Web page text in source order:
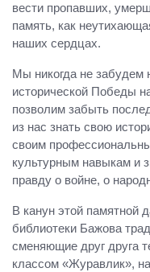
вести пропавших,
память, как
наших сердцах.
Мы никогда не забудем
исторической Победы
позволим забыть
из нас знать свою
своим
культурным навыкам и
правду о войне, о
В канун этой памятной
библиотеки Бажова
сменяющие друг друга
классом «Журавлик»,